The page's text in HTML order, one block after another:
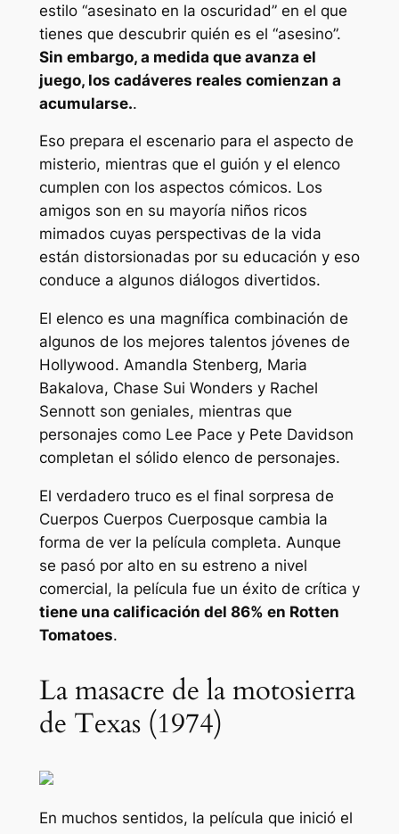
estilo “asesinato en la oscuridad” en el que
tienes que descubrir quién es el “asesino”.
Sin embargo, a medida que avanza el
juego, los cadáveres reales comienzan a
acumularse..
Eso prepara el escenario para el aspecto de
misterio, mientras que el guión y el elenco
cumplen con los aspectos cómicos. Los
amigos son en su mayoría niños ricos
mimados cuyas perspectivas de la vida
están distorsionadas por su educación y eso
conduce a algunos diálogos divertidos.
El elenco es una magnífica combinación de
algunos de los mejores talentos jóvenes de
Hollywood. Amandla Stenberg, Maria
Bakalova, Chase Sui Wonders y Rachel
Sennott son geniales, mientras que
personajes como Lee Pace y Pete Davidson
completan el sólido elenco de personajes.
El verdadero truco es el final sorpresa de
Cuerpos Cuerpos Cuerposque cambia la
forma de ver la película completa. Aunque
se pasó por alto en su estreno a nivel
comercial, la película fue un éxito de crítica y
tiene una calificación del 86% en Rotten
Tomatoes.
La masacre de la motosierra
de Texas (1974)
En muchos sentidos, la película que inició el